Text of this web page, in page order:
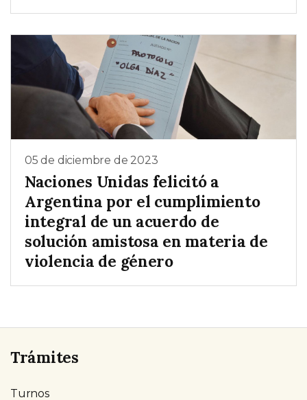
05 de diciembre de 2023
Naciones Unidas felicitó a
Argentina por el cumplimiento
integral de un acuerdo de
solución amistosa en materia de
violencia de género
Trámites
Turnos